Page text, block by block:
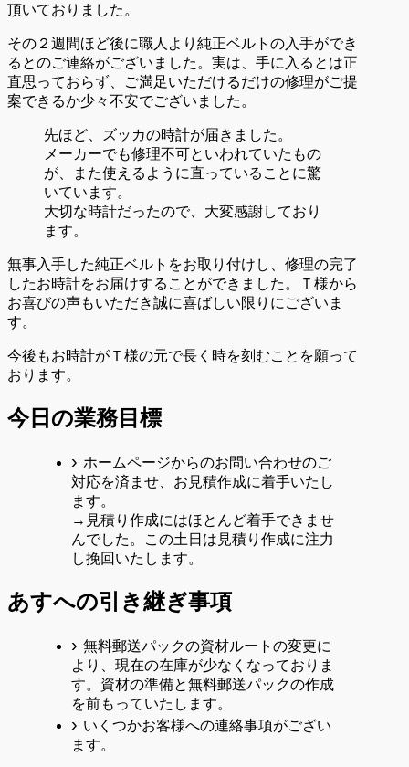
頂いておりました。
その２週間ほど後に職人より純正ベルトの入手ができ
るとのご連絡がございました。実は、手に入るとは正
直思っておらず、ご満足いただけるだけの修理がご提
案できるか少々不安でございました。
先ほど、ズッカの時計が届きました。
メーカーでも修理不可といわれていたもの
が、また使えるように直っていることに驚
いています。
大切な時計だったので、大変感謝しており
ます。
無事入手した純正ベルトをお取り付けし、修理の完了
したお時計をお届けすることができました。Ｔ様から
お喜びの声もいただき誠に喜ばしい限りにございま
す。
今後もお時計がＴ様の元で長く時を刻むことを願って
おります。
今日の業務目標
ホームページからのお問い合わせのご
対応を済ませ、お見積作成に着手いたし
ます。
→見積り作成にはほとんど着手できませ
んでした。この土日は見積り作成に注力
し挽回いたします。
あすへの引き継ぎ事項
無料郵送パックの資材ルートの変更に
より、現在の在庫が少なくなっておりま
す。資材の準備と無料郵送パックの作成
を前もっていたします。
いくつかお客様への連絡事項がござい
ます。